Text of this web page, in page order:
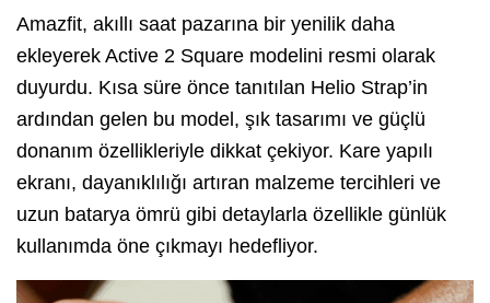
Amazfit, akıllı saat pazarına bir yenilik daha
ekleyerek Active 2 Square modelini resmi olarak
duyurdu. Kısa süre önce tanıtılan Helio Strap’in
ardından gelen bu model, şık tasarımı ve güçlü
donanım özellikleriyle dikkat çekiyor. Kare yapılı
ekranı, dayanıklılığı artıran malzeme tercihleri ve
uzun batarya ömrü gibi detaylarla özellikle günlük
kullanımda öne çıkmayı hedefliyor.